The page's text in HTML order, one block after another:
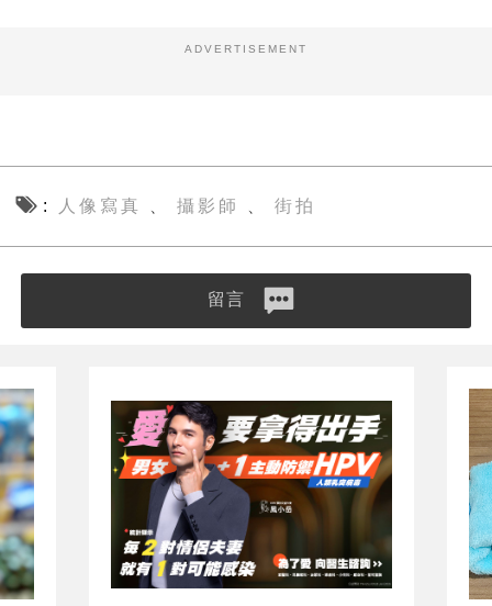
ADVERTISEMENT
人像寫真 攝影師 街拍
留言